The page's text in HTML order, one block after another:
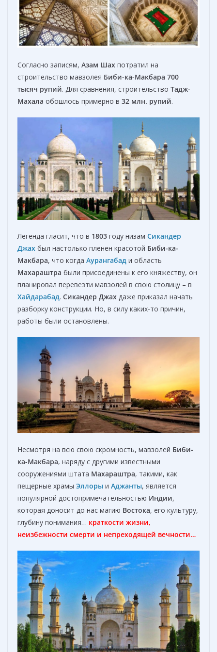
Согласно записям, Азам Шах потратил на
строительство мавзолея Биби-ка-Maкбара 700
тысяч рупий. Для сравнения, строительство Тадж-
Махала обошлось примерно в 32 млн. рупий.
Легенда гласит, что в 1803 году низам Сикандер
Джах был настолько пленен красотой Биби-ка-
Макбара, что когда Аурангабад и область
Махараштра были присоединены к его княжеству, он
планировал перевезти мавзолей в свою столицу – в
Хайдарабад. Сикандер Джах даже приказал начать
разборку конструкции. Но, в силу каких-то причин,
работы были остановлены.
Несмотря на всю свою скромность, мавзолей Биби-
ка-Макбара, наряду с другими известными
сооружениями штата Махараштра, такими, как
пещерные храмы Эллоры и Аджанты, является
популярной достопримечательностью Индии,
которая доносит до нас магию Востока, его культуру,
глубину понимания… краткости жизни,
неизбежности смерти и непреходящей вечности…